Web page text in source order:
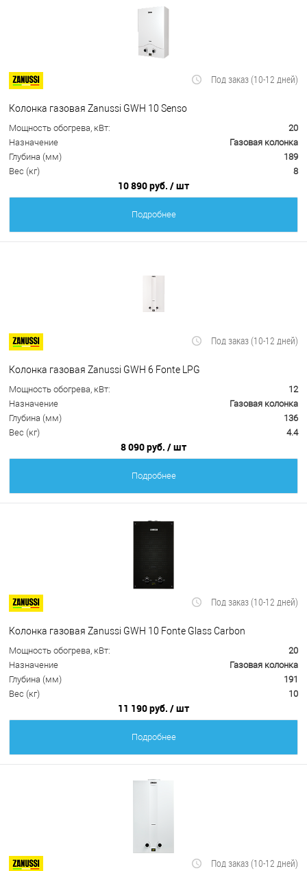
Под заказ (10-12 дней)
Колонка газовая Zanussi GWH 10 Senso
Мощность обогрева, кВт:
20
Назначение
Газовая колонка
Глубина (мм)
189
Вес (кг)
8
10 890 руб. / шт
Подробнее
Под заказ (10-12 дней)
Колонка газовая Zanussi GWH 6 Fonte LPG
Мощность обогрева, кВт:
12
Назначение
Газовая колонка
Глубина (мм)
136
Вес (кг)
4.4
8 090 руб. / шт
Подробнее
Под заказ (10-12 дней)
Колонка газовая Zanussi GWH 10 Fonte Glass Carbon
Мощность обогрева, кВт:
20
Назначение
Газовая колонка
Глубина (мм)
191
Вес (кг)
10
11 190 руб. / шт
Подробнее
Под заказ (10-12 дней)